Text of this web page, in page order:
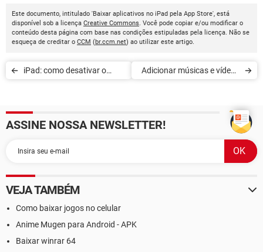
Este documento, intitulado 'Baixar aplicativos no iPad pela App Store', está
disponível sob a licença Creative Commons. Você pode copiar e/ou modificar o
conteúdo desta página com base nas condições estipuladas pela licença. Não se
esqueça de creditar o CCM (br.ccm.net) ao utilizar este artigo.
iPad: como desativar o
Adicionar músicas e vídeos
com o CopyTrans Manager
ASSINE NOSSA NEWSLETTER!
VEJA TAMBÉM
Como baixar jogos no celular
Anime Mugen para Android - APK
Baixar winrar 64